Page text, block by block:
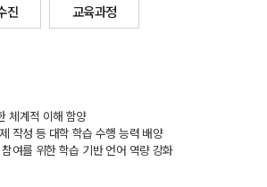
진 교육과정
체계적 이해 함양
작성 등 대학 학습 수행 능력 배양
여를 위한 학습 기반 언어 역량 강화